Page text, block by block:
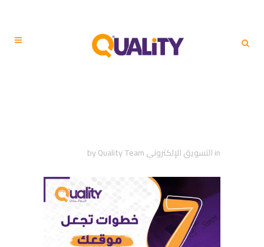
inالتسويق الإلكتروني byQuality Team